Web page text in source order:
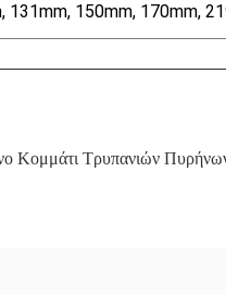
131mm, 150mm, 170mm,
Κομμάτι Τρυπανιών